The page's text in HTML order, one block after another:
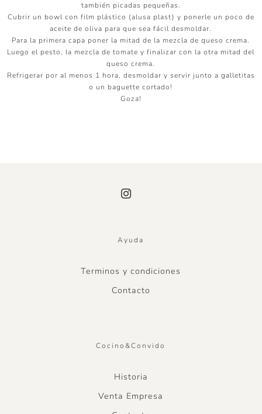
también picadas pequeñas.
Cubrir un bowl con film plástico (alusa plast) y ponerle un poco de
aceite de oliva para que sea fácil desmoldar.
Para la primera capa poner la mitad de la mezcla de queso crema.
Luego el pesto, la mezcla de tomate y finalizar con la otra mitad del
queso crema.
Refrigerar por al menos 1 hora, desmoldar y servir junto a galletitas
o un baguette cortado!
Goza!
Ayuda
Terminos y condiciones
Contacto
Cocino&Convido
Historia
Venta Empresa